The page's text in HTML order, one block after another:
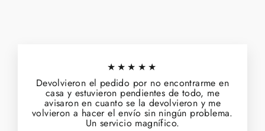
★★★★★
Devolvieron el pedido por no encontrarme en
casa y estuvieron pendientes de todo, me
avisaron en cuanto se la devolvieron y me
volvieron a hacer el envío sin ningún problema.
Un servicio magnífico.